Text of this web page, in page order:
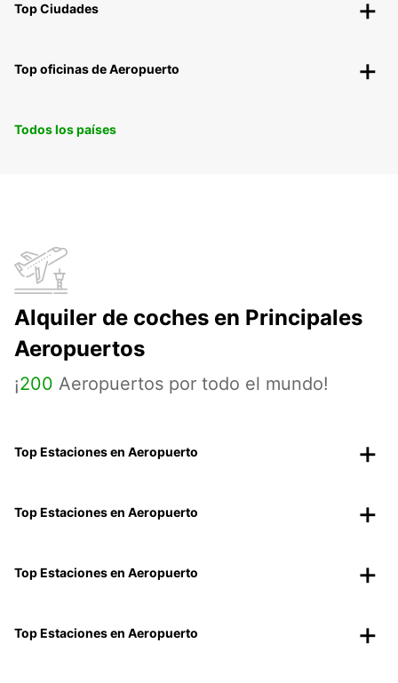
Top Ciudades
Top oficinas de Aeropuerto
Todos los países
Alquiler de coches en Principales
Aeropuertos
¡200 Aeropuertos por todo el mundo!
Top Estaciones en Aeropuerto
Top Estaciones en Aeropuerto
Top Estaciones en Aeropuerto
Top Estaciones en Aeropuerto